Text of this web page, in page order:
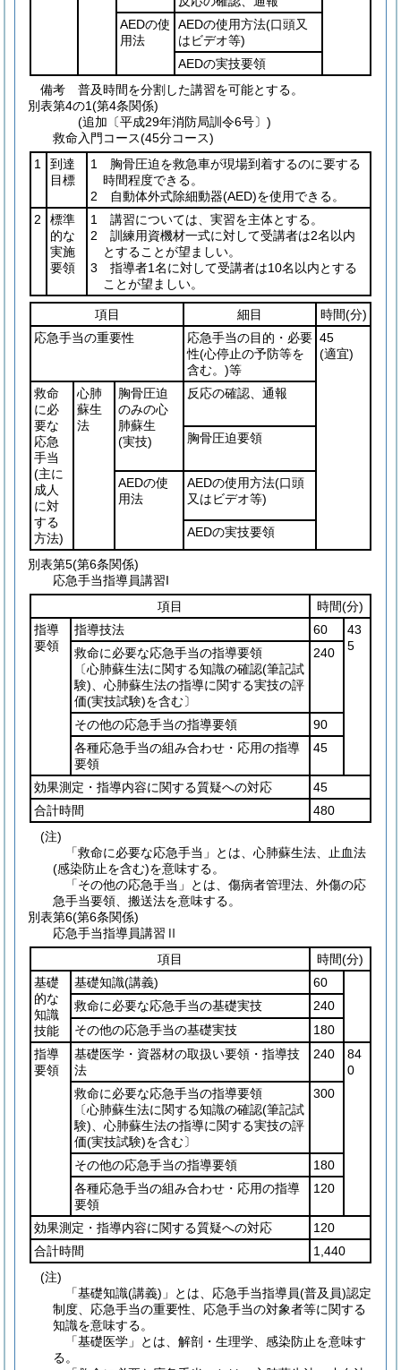
AEDの使
用法
AEDの使用方法(口頭又
はビデオ等)
AEDの実技要領
備考 普及時間を分割した講習を可能とする。
別表第4の1(第4条関係)
(追加〔平成29年消防局訓令6号〕)
救命入門コース(45分コース)
1
到達
目標
1 胸骨圧迫を救急車が現場到着するのに要する
時間程度できる。
2 自動体外式除細動器(AED)を使用できる。
2
標準
的な
実施
要領
1 講習については、実習を主体とする。
2 訓練用資機材一式に対して受講者は2名以内
とすることが望ましい。
3 指導者1名に対して受講者は10名以内とする
ことが望ましい。
項目 細目 時間(分)
応急手当の重要性
応急手当の目的・必要
性(心停止の予防等を
含む。)等
45
(適宜)
救命
に必
要な
応急
手当
(主に
成人
に対
する
方法)
心肺
蘇生
法
胸骨圧迫
のみの心
肺蘇生
(実技)
反応の確認、通報
胸骨圧迫要領
AEDの使
用法
AEDの使用方法(口頭
又はビデオ等)
AEDの実技要領
別表第5(第6条関係)
応急手当指導員講習I
項目
時間(分)
指導
要領
指導技法 60
43
5
救命に必要な応急手当の指導要領
〔心肺蘇生法に関する知識の確認(筆記試
験) 、心肺蘇生法の指導に関する実技の評
価(実技試験)を含む〕
240
その他の応急手当の指導要領
90
各種応急手当の組み合わせ・応用の指導
要領
45
効果測定・指導内容に関する質疑への対応
45
合計時間
480
(注)
「救命に必要な応急手当」とは、心肺蘇生法、止血法
(感染防止を含む)を意味する。
「その他の応急手当」とは、傷病者管理法、外傷の応
急手当要領、搬送法を意味する。
別表第6(第6条関係)
応急手当指導員講習Ⅱ
項目
時間(分)
基礎
的な
知識
技能
基礎知識(講義)
60
救命に必要な応急手当の基礎実技
240
その他の応急手当の基礎実技
180
指導
要領
基礎医学・資器材の取扱い要領・指導技
法
240
84
0
救命に必要な応急手当の指導要領
〔心肺蘇生法に関する知識の確認(筆記試
験) 、心肺蘇生法の指導に関する実技の評
価(実技試験)を含む〕
300
その他の応急手当の指導要領
180
各種応急手当の組み合わせ・応用の指導
要領
120
効果測定・指導内容に関する質疑への対応
120
合計時間
1,440
(注)
「基礎知識(講義)」とは、応急手当指導員(普及員)認定
制度、応急手当の重要性、応急手当の対象者等に関する
知識を意味する。
「基礎医学」とは、解剖・生理学、感染防止を意味す
る。